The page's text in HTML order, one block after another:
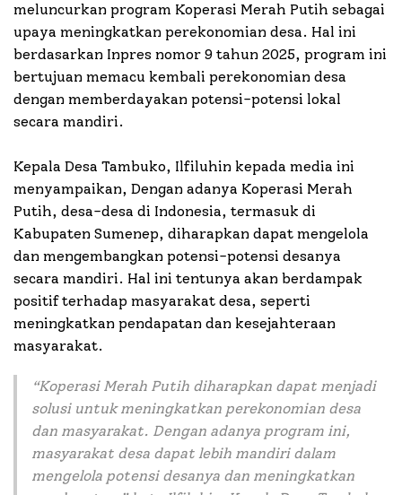
meluncurkan program Koperasi Merah Putih sebagai
upaya meningkatkan perekonomian desa. Hal ini
berdasarkan Inpres nomor 9 tahun 2025, program ini
bertujuan memacu kembali perekonomian desa
dengan memberdayakan potensi-potensi lokal
secara mandiri.
Kepala Desa Tambuko, Ilfiluhin kepada media ini
menyampaikan, Dengan adanya Koperasi Merah
Putih, desa-desa di Indonesia, termasuk di
Kabupaten Sumenep, diharapkan dapat mengelola
dan mengembangkan potensi-potensi desanya
secara mandiri. Hal ini tentunya akan berdampak
positif terhadap masyarakat desa, seperti
meningkatkan pendapatan dan kesejahteraan
masyarakat.
“Koperasi Merah Putih diharapkan dapat menjadi
solusi untuk meningkatkan perekonomian desa
dan masyarakat. Dengan adanya program ini,
masyarakat desa dapat lebih mandiri dalam
mengelola potensi desanya dan meningkatkan